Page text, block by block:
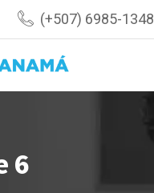
(+507) 6985-1348
6